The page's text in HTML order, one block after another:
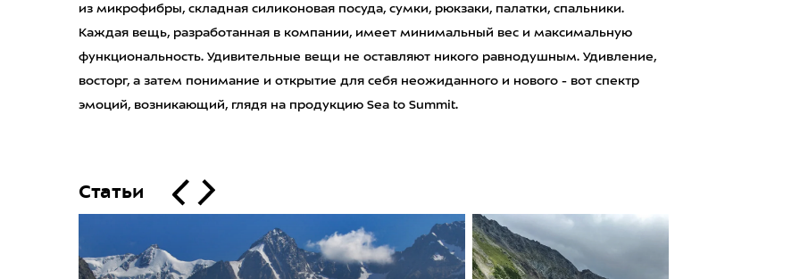
из микрофибры, складная силиконовая посуда, сумки, рюкзаки, палатки, спальники.
Каждая вещь, разработанная в компании, имеет минимальный вес и максимальную
функциональность. Удивительные вещи не оставляют никого равнодушным. Удивление,
восторг, а затем понимание и открытие для себя неожиданного и нового - вот спектр
эмоций, возникающий, глядя на продукцию Sea to Summit.
Статьи